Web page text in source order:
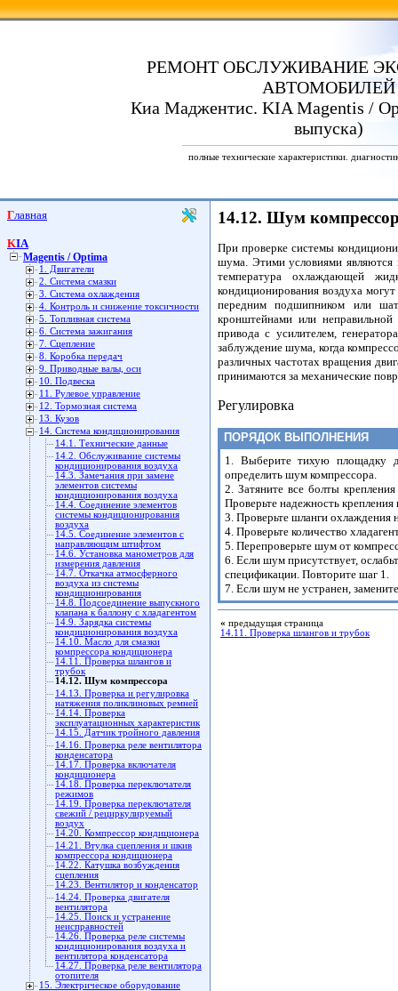
РЕМОНТ ОБСЛУЖИВАНИЕ
АВТОМОБИЛЕЙ
Киа Маджентис. KIA Magentis /
выпуска)
полные технические характеристики.
Главная
KIA
Magentis / Optima
1. Двигатели
2. Система смазки
3. Система охлаждения
4. Контроль и снижение токсичности
5. Топливная система
6. Система зажигания
7. Сцепление
8. Коробка передач
9. Приводные валы, оси
10. Подвеска
11. Рулевое управление
12. Тормозная система
13. Кузов
14. Система кондиционирования
14.1. Технические данные
14.2. Обслуживание системы
кондиционирования воздуха
14.3. Замечания при замене
элементов системы
кондиционирования воздуха
14.4. Соединение элементов
системы кондиционирования
воздуха
14.5. Соединение элементов с
направляющим штифтом
14.6. Установка манометров для
измерения давления
14.7. Откачка атмосферного
воздуха из системы
кондиционирования
14.8. Подсоединение выпускного
клапана к баллону с хладагентом
14.9. Зарядка системы
кондиционирования воздуха
14.10. Масло для смазки
компрессора кондиционера
14.11. Проверка шлангов и
трубок
14.12. Шум компрессора
14.13. Проверка и регулировка
натяжения поликлиновых ремней
14.14. Проверка
эксплуатационных характеристик
14.15. Датчик тройного давления
14.16. Проверка реле вентилятора
конденсатора
14.17. Проверка включателя
кондиционера
14.18. Проверка переключателя
режимов
14.19. Проверка переключателя
свежий / рециркулируемый
воздух
14.20. Компрессор кондиционера
14.21. Втулка сцепления и шкив
компрессора кондиционера
14.22. Катушка возбуждения
сцепления
14.23. Вентилятор и конденсатор
14.24. Проверка двигателя
вентилятора
14.25. Поиск и устранение
неисправностей
14.26. Проверка реле системы
кондиционирования воздуха и
вентилятора конденсатора
14.27. Проверка реле вентилятора
отопителя
15. Электрическое оборудование
14.12. Шум
При проверке системы
шума. Этими условиями являются
температура охлаждающей
кондиционирования воздуха
передним подшипником или
кронштейнами или неправильной
привода с усилителем,
заблуждение шума, когда
различных частотах вращения
принимаются за механические
Регулировка
ПОРЯДОК ВЫПОЛНЕНИЯ
1. Выберите тихую площадку
определить шум компрессора.
2. Затяните все болты
Проверьте надежность
3. Проверьте шланги охлаждения
4. Проверьте количество
5. Перепроверьте шум от
6. Если шум присутствует,
спецификации. Повторите шаг 1.
7. Если шум не устранен,
« предыдущая страница
14.11. Проверка шлангов и трубок